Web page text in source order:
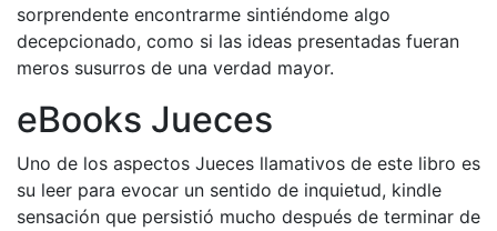
sorprendente encontrarme sintiéndome algo
decepcionado, como si las ideas presentadas fueran
meros susurros de una verdad mayor.
eBooks Jueces
Uno de los aspectos Jueces llamativos de este libro es
su leer para evocar un sentido de inquietud, kindle
sensación que persistió mucho después de terminar de